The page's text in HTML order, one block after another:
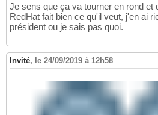
Je sens que ça va tourner en rond et
RedHat fait bien ce qu'il veut, j'en ai
président ou je sais pas quoi.
Invité, le 24/09/2019 à 12h58